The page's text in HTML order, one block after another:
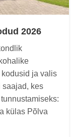
2026
ja valis
kes
külas Põlva